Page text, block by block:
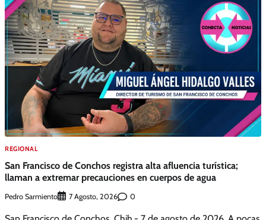
REGIONAL
San Francisco de Conchos registra alta afluencia turística;
llaman a extremar precauciones en cuerpos de agua
Pedro Sarmiento 7 Agosto, 2026 0